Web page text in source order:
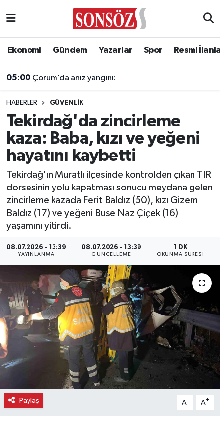
Ekonomi Gündem Yazarlar Spor Resmi
05:00 Çorum’da anız yangını:
HABERLER GÜVENLIK
Tekirdağ'da zincirleme
kaza: Baba, kızı ve yeğeni
hayatını kaybetti
Tekirdağ'ın Muratlı ilçesinde kontrolden çıkan TIR
dorsesinin yolu kapatması sonucu meydana gelen
zincirleme kazada Ferit Baldız (50), kızı Gizem
Baldız (17) ve yeğeni Buse Naz Çiçek (16)
yaşamını yitirdi.
08.07.2026 - 13:39
YAYINLANMA
08.07.2026 - 13:39
GÜNCELLEME
1 DK
OKUNMA SÜRESI
Paylaş A- A+
Asayiş
Biyografi
Çevre
Diğer
Dünya
Eğitim
Eleman
Emlak
Gündem
Gurme
İlçe Haberleri
Ankara Nöbetçi Eczaneler
Ankara Trafik Yoğunluk Haritası
Süper Lig Puan Durumu ve Fikstür
Tüm Manşetler
Son Dakika Haberleri
Haber Arşivi